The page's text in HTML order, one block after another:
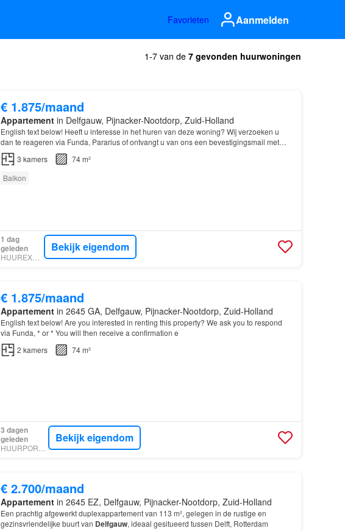
Favorieten Aanmelden
1-7 van de 7 gevonden huurwoningen
€ 1.875/maand
Appartementin Delfgauw, Pijnacker-Nootdorp, Zuid-Holland
English text below! Heeft u interesse in het huren van deze woning? Wij verzoeken u
dan te reageren via Funda, Pararius of ontvangt u van ons een bevestigingsmail met
een vragenlijst welke u dient in te vullen…
3 kamers
74 m²
Balkon
1 dag
geleden
HUUREXPERT
Bekijk eigendom
€ 1.875/maand
Appartementin 2645 GA, Delfgauw, Pijnacker-Nootdorp, Zuid-Holland
English text below! Are you interested in renting this property? We ask you to respond
via Funda, * or * You will then receive a confirmation e
2 kamers 74 m²
3 dagen
geleden
HUURPORTAAL
Bekijk eigendom
€ 2.700/maand
Appartementin 2645 EZ, Delfgauw, Pijnacker-Nootdorp, Zuid-Holland
Een prachtig afgewerkt duplexappartement van 113 m², gelegen in de rustige en
gezinsvriendelijke buurt van Delfgauw, ideaal gesitueerd tussen Delft, Rotterdam